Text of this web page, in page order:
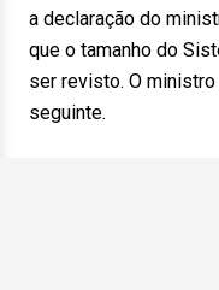
a declaração do
que o tamanho do
ser revisto. O
seguinte.